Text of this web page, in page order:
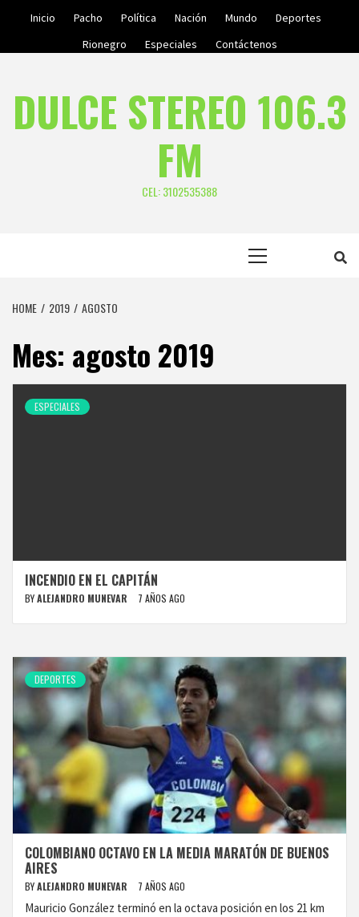
Inicio Pacho Política Nación Mundo
Deportes
Rionegro
Especiales Contáctenos
DULCE STEREO 106.3
FM
CEL: 3102535388
HOME 2019 AGOSTO
Mes: agosto 2019
ESPECIALES
INCENDIO EN EL CAPITÁN
BYALEJANDRO MUNEVAR 7 AÑOS AGO
DEPORTES
COLOMBIANO OCTAVO EN LA MEDIA MARATÓN DE BUENOS
AIRES
BYALEJANDRO MUNEVAR 7 AÑOS AGO
Mauricio González terminó en la octava posición en los 21 km